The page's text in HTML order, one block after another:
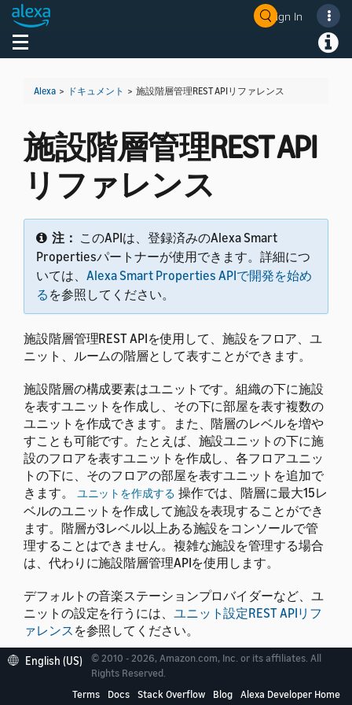
Sign In
Toggle navigation
Alexa > ドキュメント > 施設階層管理REST APIリファレンス
施設階層管理REST API
リファレンス
注： このAPIは、登録済みのAlexa Smart
Propertiesパートナーが使用できます。詳細につ
いては、 Alexa Smart Properties APIで開発を始め
る を参照してください。
施設階層管理REST APIを使用して、施設をフロア、ユ
ニット、ルームの階層として表すことができます。
施設階層の構成要素はユニットです。組織の下に施設
を表すユニットを作成し、その下に部屋を表す複数の
ユニットを作成できます。また、階層のレベルを増や
すことも可能です。たとえば、施設ユニットの下に施
設のフロアを表すユニットを作成し、各フロアユニッ
トの下に、そのフロアの部屋を表すユニットを追加で
きます。
ユニットを作成する 操作では、階層に最大15レ
ベルのユニットを作成して施設を表現することができ
ます。階層が3レベル以上ある施設をコンソールで管
理することはできません。複雑な施設を管理する場合
は、代わりに施設階層管理APIを使用します。
デフォルトの音楽ステーションプロバイダーなど、ユ
ニットの設定を行うには、 ユニット設定REST APIリフ
ァレンス を参照してください。
English (US)
© 2010 - 2026, Amazon.com, Inc. or its affiliates. All
Rights Reserved.
Terms
Docs Stack Overflow Blog Alexa Developer Home
Welcome! Ask the DevAssistant